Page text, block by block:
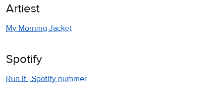
Artiest
My Morning Jacket
Spotify
Run it | Spotify nummer